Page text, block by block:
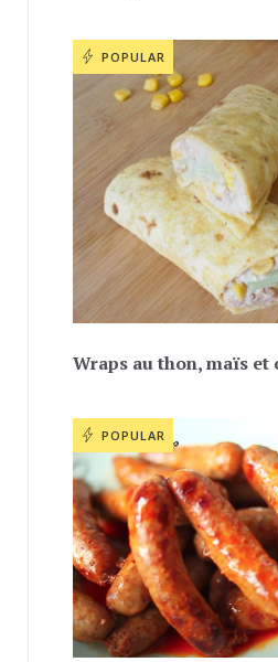
POPULAR
Wraps au thon, maïs et
POPULAR